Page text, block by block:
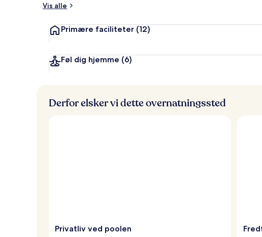
Vis alle
Primære faciliteter (12)
Føl dig hjemme (6)
Derfor elsker vi dette overnatningssted
Privatliv ved poolen